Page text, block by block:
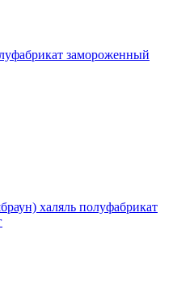
замороженный
халяль полуфабрикат